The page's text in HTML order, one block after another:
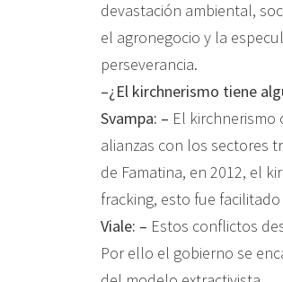
devastación ambiental,
el agronegocio y la
perseverancia.
–¿El kirchnerismo tiene
Svampa: – El
alianzas con los sectores
de Famatina, en 2012, el
fracking, esto fue
Viale: – Estos conflictos
Por ello el gobierno se